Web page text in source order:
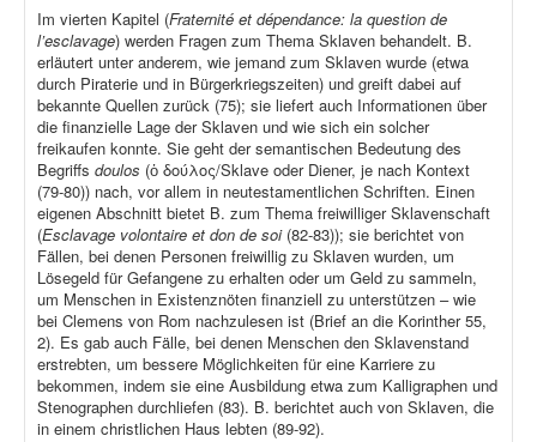
Im vierten Kapitel (Fraternité et dépendance: la question de
l’esclavage) werden Fragen zum Thema Sklaven behandelt. B.
erläutert unter anderem, wie jemand zum Sklaven wurde (etwa
durch Piraterie und in Bürgerkriegszeiten) und greift dabei auf
bekannte Quellen zurück (75); sie liefert auch Informationen über
die finanzielle Lage der Sklaven und wie sich ein solcher
freikaufen konnte. Sie geht der semantischen Bedeutung des
Begriffs doulos (ὁ δούλος/Sklave oder Diener, je nach Kontext
(79-80)) nach, vor allem in neutestamentlichen Schriften. Einen
eigenen Abschnitt bietet B. zum Thema freiwilliger Sklavenschaft
(Esclavage volontaire et don de soi(82-83)); sie berichtet von
Fällen, bei denen Personen freiwillig zu Sklaven wurden, um
Lösegeld für Gefangene zu erhalten oder um Geld zu sammeln,
um Menschen in Existenznöten finanziell zu unterstützen – wie
bei Clemens von Rom nachzulesen ist (Brief an die Korinther 55,
2). Es gab auch Fälle, bei denen Menschen den Sklavenstand
erstrebten, um bessere Möglichkeiten für eine Karriere zu
bekommen, indem sie eine Ausbildung etwa zum Kalligraphen und
Stenographen durchliefen (83). B. berichtet auch von Sklaven, die
in einem christlichen Haus lebten (89-92).